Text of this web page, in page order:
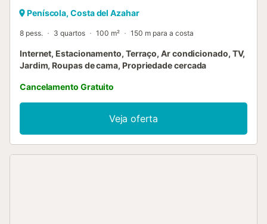
Peníscola, Costa del Azahar
8 pess. 3 quartos 100 m² 150 m para a costa
Internet, Estacionamento, Terraço, Ar condicionado, TV,
Jardim, Roupas de cama, Propriedade cercada
Cancelamento Gratuito
Veja oferta